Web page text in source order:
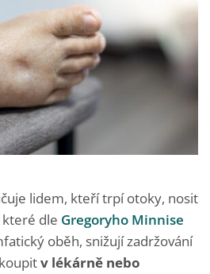
lidem, kteří trpí otoky, nosit
dle Gregoryho Minnise
oběh, snižují zadržování
v lékárně nebo